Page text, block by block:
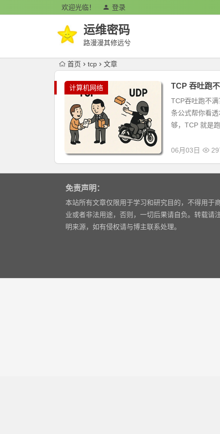
欢迎光临！ 登录
运维密码
路漫漫其修远兮
首页 tcp 文章
计算机网络 TCP 吞吐跑
TCP吞吐跑不
条公式帮你看
够，TCP 就是跑
06月03日
免责声明：
本站所有文章仅限用于学习和研究目的，不得用于
业或者非法用途，否则，一切后果请自负。转载请
明来源，如有侵权请与博主联系处理。